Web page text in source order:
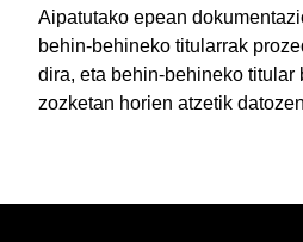
Aipatutako epean
behin-behineko titularrak
dira, eta behin-behineko titular
zozketan horien atzetik